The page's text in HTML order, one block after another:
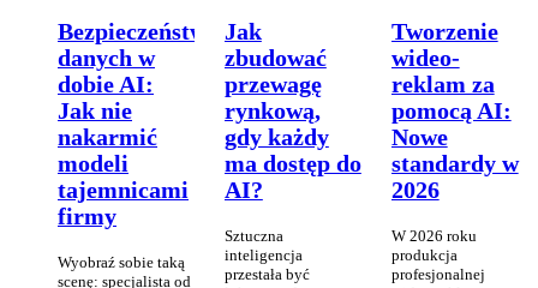
Bezpieczeństwo
danych w
dobie AI:
Jak nie
nakarmić
modeli
tajemnicami
firmy
Wyobraź sobie taką
scenę: specjalista od
Jak
zbudować
przewagę
rynkową,
gdy każdy
ma dostęp do
AI?
Sztuczna
inteligencja
przestała być
Tworzenie
wideo-
reklam za
pomocą AI:
Nowe
standardy w
2026
W 2026 roku
produkcja
profesjonalnej